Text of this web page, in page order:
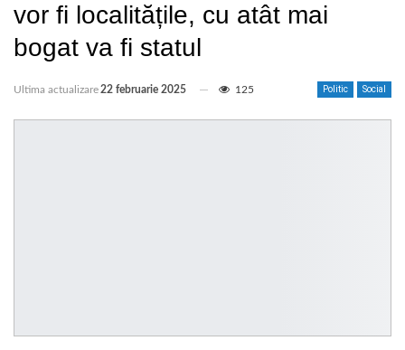
vor fi localitățile, cu atât mai
bogat va fi statul
Politic Social
Ultima actualizare22 februarie 2025 125